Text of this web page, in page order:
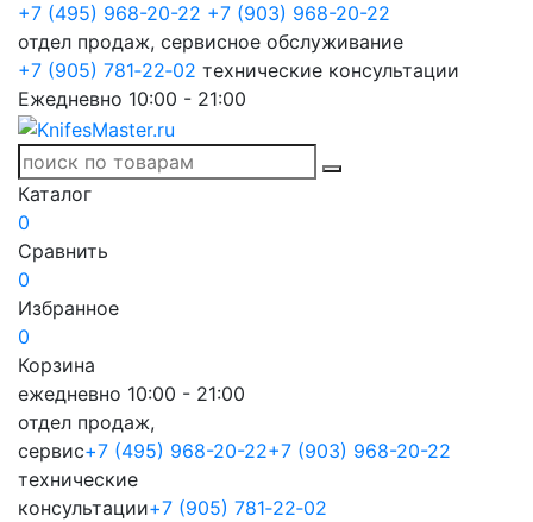
+7 (495) 968-20-22 +7 (903) 968-20-22
отдел продаж, сервисное обслуживание
+7 (905) 781‑22‑02 технические консультации
Ежедневно 10:00 - 21:00
Каталог
0
Сравнить
0
Избранное
0
Корзина
ежедневно 10:00 - 21:00
отдел продаж,
сервис+7 (495) 968-20-22+7 (903) 968-20-22
технические
консультации+7 (905) 781‑22‑02